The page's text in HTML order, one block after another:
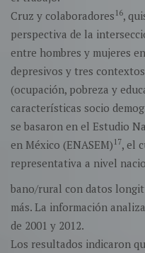
Cruz y colaboradores 16,
perspectiva de la
entre hombres y mujeres
depresivos y tres
(ocupación, pobreza y
características socio
se basaron en el Estudio
en México (ENASEM) 17, el
representativa a nivel
bano/rural con datos
más. La información
de 2001 y 2012.
Los resultados indicaron